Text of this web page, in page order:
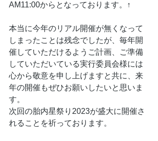
AM11:00からとなっております。↑
本当に今年のリアル開催が無くなって
しまったことは残念でしたが、毎年開
催していただけるようご計画、ご準備
していただいている実行委員会様には
心から敬意を申し上げますと共に、来
年の開催もぜひお願いしたいと思いま
す。
次回の胎内星祭り2023が盛大に開催さ
れることを祈っております。